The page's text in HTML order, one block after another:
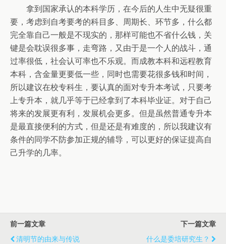
拿到国家承认的本科学历，在今后的人生中无疑很重
要，考虑到自考要考的科目多、周期长、环节多，什么都
完全靠自己一般是不现实的，那样可能也不省什么钱，关
键是会耽误很多事，走弯路，又由于是一个人的战斗，通
过率很低，社会认可率也不乐观。而成教本科和远程教育
本科，含金量更要低一些，同时也需要花很多钱和时间，
所以建议在校专科生，要认真的面对专升本考试，只要考
上专升本，就几乎等于已经拿到了本科毕业证。对于自己
将来的发展更有利，发展机会更多。但是虽然普通专升本
是最直接便利的方式，但是还是有难度的，所以我建议有
条件的同学不防参加正规的辅导，可以更好的保证提高自
己升学的几率。
前一篇文章
清明节的由来与传说
下一篇文章
什么是委培研究生？